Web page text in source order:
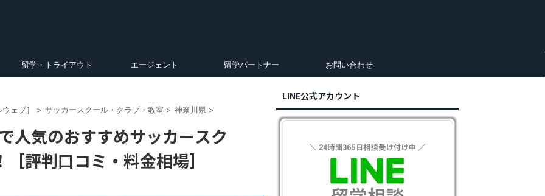
留学・トライアウト エージェント 留学パートナー お問い合わせ
ェブ］ > サッカースクール・クラブ・教室 > 神奈川県 >
人気のおすすめサッカースク
評判口コミ・料金相場］
LINE公式アカウント